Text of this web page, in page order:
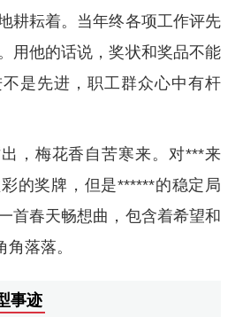
耕耘着。当年终各项工作评先
用他的话说，奖状和奖品不能
是先进，职工群众心中有杆
，梅花香自苦寒来。对***来
的奖牌，但是******的稳定局
首春天畅想曲，包含着希望和
落落。
事迹